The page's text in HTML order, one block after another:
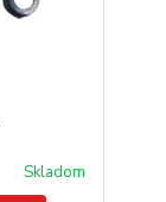
Skladom